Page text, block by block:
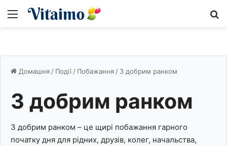
Меню
Домашня / Події / Побажання / З добрим ранком
З добрим ранком
З добрим ранком – це щирі побажання гарного
початку дня для рідних, друзів, колег, начальства,